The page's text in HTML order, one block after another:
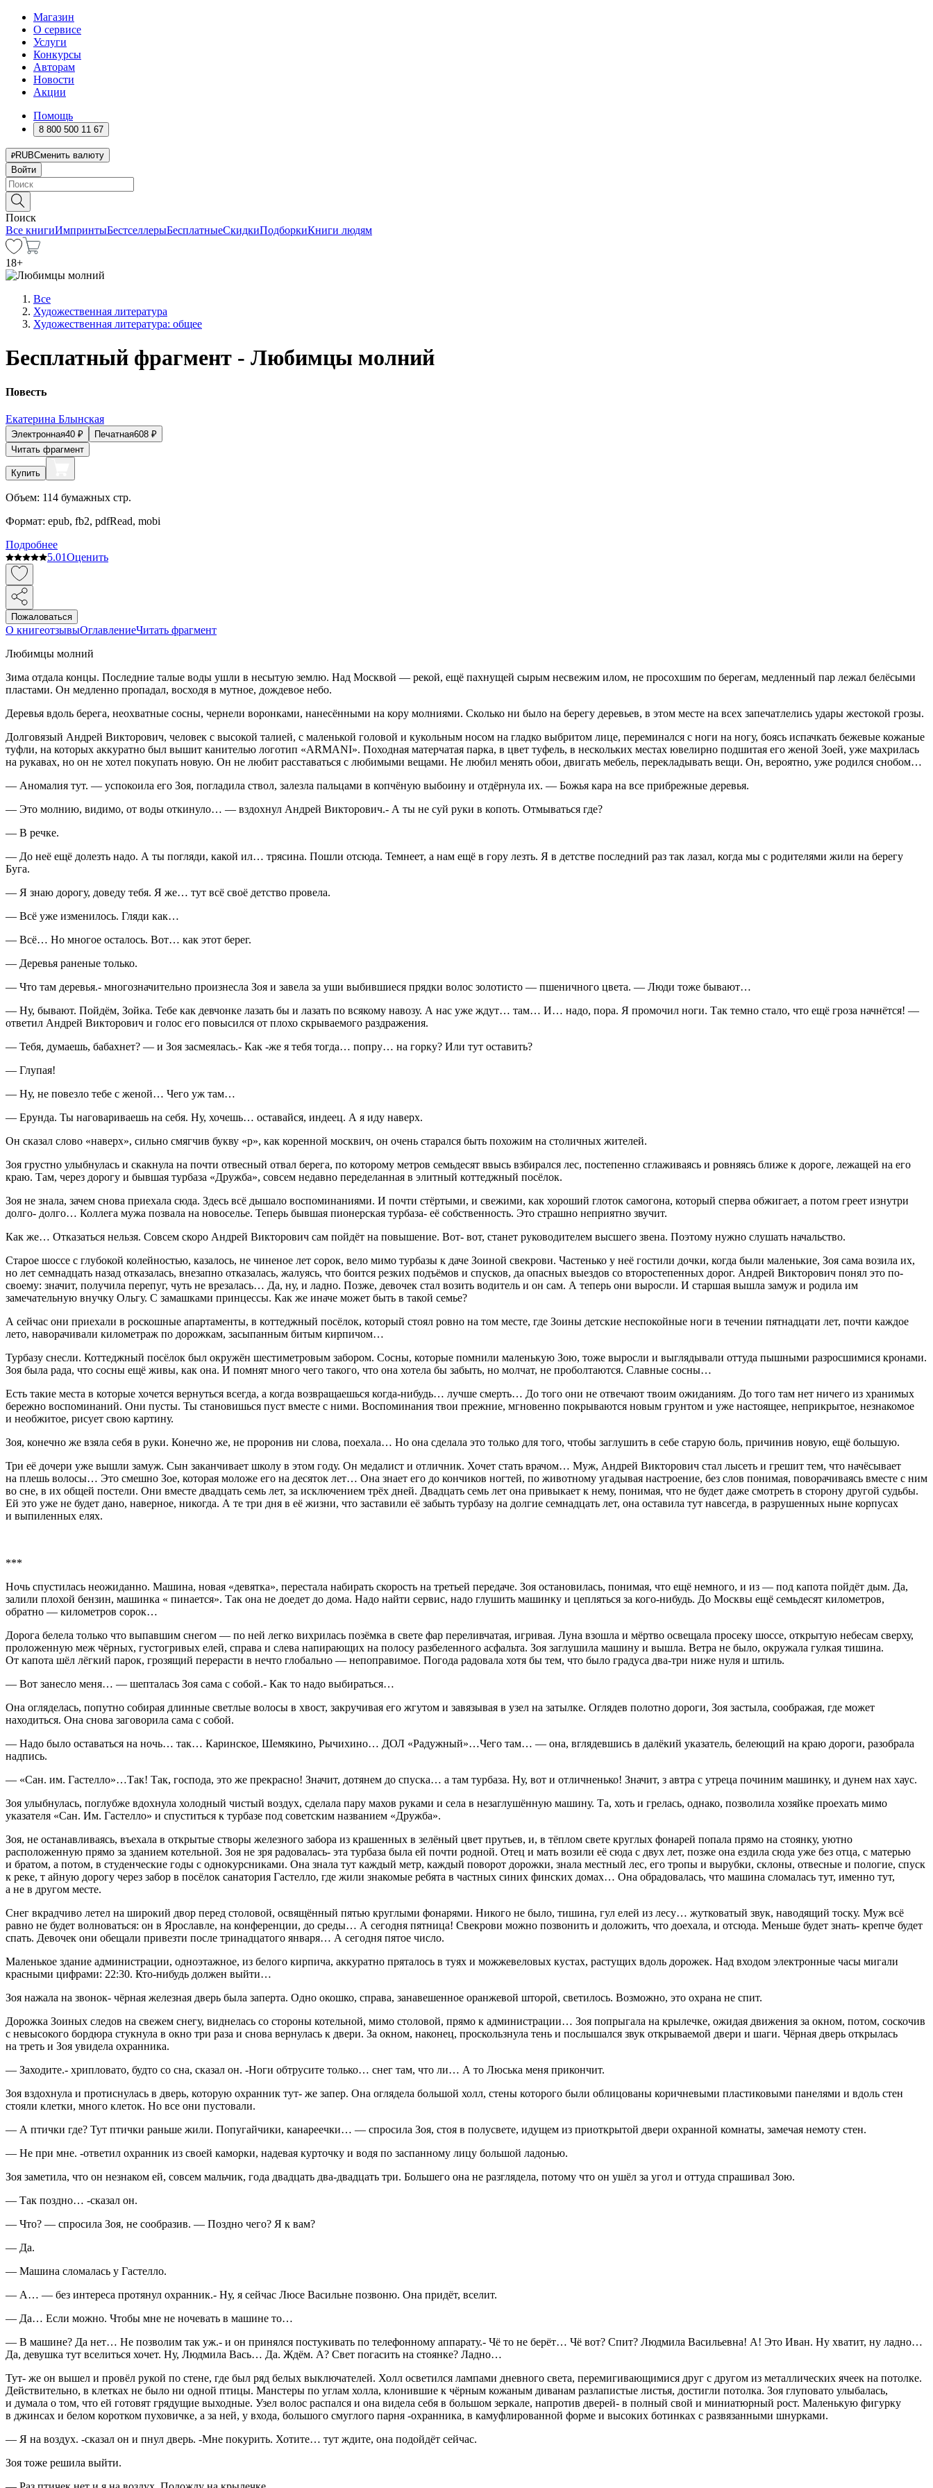
Магазин
О сервисе
Услуги
Конкурсы
Авторам
Новости
Акции
Помощь
8 800 500 11 67
RUBСменить валюту
Войти
Поиск
Все книгиИмпринтыБестселлерыБесплатныеСкидкиПодборкиКниги людям
18+
Все
Художественная литература
Художественная литература: общее
Бесплатный фрагмент - Любимцы молний
Повесть
Екатерина Блынская
Электронная40 ₽ Печатная608 ₽
Читать фрагмент
Купить
Объем: 114 бумажных стр.
Формат: epub, fb2, pdfRead, mobi
Подробнее
5.01Оценить
Пожаловаться
О книгеотзывыОглавлениеЧитать фрагмент
Любимцы молний
Зима отдала концы. Последние талые воды ушли в несытую землю. Над Москвой — рекой, ещё пахнущей сырым несвежим илом, не просохшим по берегам, медленный пар лежал белёсыми
пластами. Он медленно пропадал, восходя в мутное, дождевое небо.
Деревья вдоль берега, неохватные сосны, чернели воронками, нанесёнными на кору молниями. Сколько ни было на берегу деревьев, в этом месте на всех запечатлелись удары жестокой грозы.
Долговязый Андрей Викторович, человек с высокой талией, с маленькой головой и кукольным носом на гладко выбритом лице, переминался с ноги на ногу, боясь испачкать бежевые кожаные
туфли, на которых аккуратно был вышит канителью логотип «ARMANI». Походная матерчатая парка, в цвет туфель, в нескольких местах ювелирно подшитая его женой Зоей, уже махрилась
на рукавах, но он не хотел покупать новую. Он не любит расставаться с любимыми вещами. Не любил менять обои, двигать мебель, перекладывать вещи. Он, вероятно, уже родился снобом…
— Аномалия тут. — успокоила его Зоя, погладила ствол, залезла пальцами в копчёную выбоину и отдёрнула их. — Божья кара на все прибрежные деревья.
— Это молнию, видимо, от воды откинуло… — вздохнул Андрей Викторович.- А ты не суй руки в копоть. Отмываться где?
— В речке.
— До неё ещё долезть надо. А ты погляди, какой ил… трясина. Пошли отсюда. Темнеет, а нам ещё в гору лезть. Я в детстве последний раз так лазал, когда мы с родителями жили на берегу
Буга.
— Я знаю дорогу, доведу тебя. Я же… тут всё своё детство провела.
— Всё уже изменилось. Гляди как…
— Всё… Но многое осталось. Вот… как этот берег.
— Деревья раненые только.
— Что там деревья.- многозначительно произнесла Зоя и завела за уши выбившиеся прядки волос золотисто — пшеничного цвета. — Люди тоже бывают…
— Ну, бывают. Пойдём, Зойка. Тебе как девчонке лазать бы и лазать по всякому навозу. А нас уже ждут… там… И… надо, пора. Я промочил ноги. Так темно стало, что ещё гроза начнётся! —
ответил Андрей Викторович и голос его повысился от плохо скрываемого раздражения.
— Тебя, думаешь, бабахнет? — и Зоя засмеялась.- Как -же я тебя тогда… попру… на горку? Или тут оставить?
— Глупая!
— Ну, не повезло тебе с женой… Чего уж там…
— Ерунда. Ты наговариваешь на себя. Ну, хочешь… оставайся, индеец. А я иду наверх.
Он сказал слово «наверх», сильно смягчив букву «р», как коренной москвич, он очень старался быть похожим на столичных жителей.
Зоя грустно улыбнулась и скакнула на почти отвесный отвал берега, по которому метров семьдесят ввысь взбирался лес, постепенно сглаживаясь и ровняясь ближе к дороге, лежащей на его
краю. Там, через дорогу и бывшая турбаза «Дружба», совсем недавно переделанная в элитный коттеджный посёлок.
Зоя не знала, зачем снова приехала сюда. Здесь всё дышало воспоминаниями. И почти стёртыми, и свежими, как хороший глоток самогона, который сперва обжигает, а потом греет изнутри
долго- долго… Коллега мужа позвала на новоселье. Теперь бывшая пионерская турбаза- её собственность. Это страшно неприятно звучит.
Как же… Отказаться нельзя. Совсем скоро Андрей Викторович сам пойдёт на повышение. Вот- вот, станет руководителем высшего звена. Поэтому нужно слушать начальство.
Старое шоссе с глубокой колейностью, казалось, не чиненое лет сорок, вело мимо турбазы к даче Зоиной свекрови. Частенько у неё гостили дочки, когда были маленькие, Зоя сама возила их,
но лет семнадцать назад отказалась, внезапно отказалась, жалуясь, что боится резких подъёмов и спусков, да опасных выездов со второстепенных дорог. Андрей Викторович понял это по-
своему: значит, получила перепуг, чуть не врезалась… Да, ну, и ладно. Позже, девочек стал возить водитель и он сам. А теперь они выросли. И старшая вышла замуж и родила им
замечательную внучку Ольгу. С замашками принцессы. Как же иначе может быть в такой семье?
А сейчас они приехали в роскошные апартаменты, в коттеджный посёлок, который стоял ровно на том месте, где Зоины детские неспокойные ноги в течении пятнадцати лет, почти каждое
лето, наворачивали километраж по дорожкам, засыпанным битым кирпичом…
Турбазу снесли. Коттеджный посёлок был окружён шестиметровым забором. Сосны, которые помнили маленькую Зою, тоже выросли и выглядывали оттуда пышными разросшимися кронами.
Зоя была рада, что сосны ещё живы, как она. И помнят много чего такого, что она хотела бы забыть, но молчат, не проболтаются. Славные сосны…
Есть такие места в которые хочется вернуться всегда, а когда возвращаешься когда-нибудь… лучше смерть… До того они не отвечают твоим ожиданиям. До того там нет ничего из хранимых
бережно воспоминаний. Они пусты. Ты становишься пуст вместе с ними. Воспоминания твои прежние, мгновенно покрываются новым грунтом и уже настоящее, неприкрытое, незнакомое
и необжитое, рисует свою картину.
Зоя, конечно же взяла себя в руки. Конечно же, не проронив ни слова, поехала… Но она сделала это только для того, чтобы заглушить в себе старую боль, причинив новую, ещё большую.
Три её дочери уже вышли замуж. Сын заканчивает школу в этом году. Он медалист и отличник. Хочет стать врачом… Муж, Андрей Викторович стал лысеть и грешит тем, что начёсывает
на плешь волосы… Это смешно Зое, которая моложе его на десяток лет… Она знает его до кончиков ногтей, по животному угадывая настроение, без слов понимая, поворачиваясь вместе с ним
во сне, в их общей постели. Они вместе двадцать семь лет, за исключением трёх дней. Двадцать семь лет она привыкает к нему, понимая, что не будет даже смотреть в сторону другой судьбы.
Ей это уже не будет дано, наверное, никогда. А те три дня в её жизни, что заставили её забыть турбазу на долгие семнадцать лет, она оставила тут навсегда, в разрушенных ныне корпусах
и выпиленных елях.
***
Ночь спустилась неожиданно. Машина, новая «девятка», перестала набирать скорость на третьей передаче. Зоя остановилась, понимая, что ещё немного, и из — под капота пойдёт дым. Да,
залили плохой бензин, машинка « пинается». Так она не доедет до дома. Надо найти сервис, надо глушить машинку и цепляться за кого-нибудь. До Москвы ещё семьдесят километров,
обратно — километров сорок…
Дорога белела только что выпавшим снегом — по ней легко вихрилась позёмка в свете фар переливчатая, игривая. Луна взошла и мёртво освещала просеку шоссе, открытую небесам сверху,
проложенную меж чёрных, густогривых елей, справа и слева напирающих на полосу разбеленного асфальта. Зоя заглушила машину и вышла. Ветра не было, окружала гулкая тишина.
От капота шёл лёгкий парок, грозящий перерасти в нечто глобально — непоправимое. Погода радовала хотя бы тем, что было градуса два-три ниже нуля и штиль.
— Вот занесло меня… — шепталась Зоя сама с собой.- Как то надо выбираться…
Она огляделась, попутно собирая длинные светлые волосы в хвост, закручивая его жгутом и завязывая в узел на затылке. Оглядев полотно дороги, Зоя застыла, соображая, где может
находиться. Она снова заговорила сама с собой.
— Надо было оставаться на ночь… так… Каринское, Шемякино, Рычихино… ДОЛ «Радужный»…Чего там… — она, вглядевшись в далёкий указатель, белеющий на краю дороги, разобрала
надпись.
— «Сан. им. Гастелло»…Так! Так, господа, это же прекрасно! Значит, дотянем до спуска… а там турбаза. Ну, вот и отличненько! Значит, з автра с утреца починим машинку, и дунем нах хаус.
Зоя улыбнулась, поглубже вдохнула холодный чистый воздух, сделала пару махов руками и села в незаглушённую машину. Та, хоть и грелась, однако, позволила хозяйке проехать мимо
указателя «Сан. Им. Гастелло» и спуститься к турбазе под советским названием «Дружба».
Зоя, не останавливаясь, въехала в открытые створы железного забора из крашенных в зелёный цвет прутьев, и, в тёплом свете круглых фонарей попала прямо на стоянку, уютно
расположенную прямо за зданием котельной. Зоя не зря радовалась- эта турбаза была ей почти родной. Отец и мать возили её сюда с двух лет, позже она ездила сюда уже без отца, с матерью
и братом, а потом, в студенческие годы с однокурсниками. Она знала тут каждый метр, каждый поворот дорожки, знала местный лес, его тропы и вырубки, склоны, отвесные и пологие, спуск
к реке, т айную дорогу через забор в посёлок санатория Гастелло, где жили знакомые ребята в частных синих финских домах… Она обрадовалась, что машина сломалась тут, именно тут,
а не в другом месте.
Снег вкрадчиво летел на широкий двор перед столовой, освящённый пятью круглыми фонарями. Никого не было, тишина, гул елей из лесу… жутковатый звук, наводящий тоску. Муж всё
равно не будет волноваться: он в Ярославле, на конференции, до среды… А сегодня пятница! Свекрови можно позвонить и доложить, что доехала, и отсюда. Меньше будет знать- крепче будет
спать. Девочек они обещали привезти после тринадцатого января… А сегодня пятое число.
Маленькое здание администрации, одноэтажное, из белого кирпича, аккуратно пряталось в туях и можжевеловых кустах, растущих вдоль дорожек. Над входом электронные часы мигали
красными цифрами: 22:30. Кто-нибудь должен выйти…
Зоя нажала на звонок- чёрная железная дверь была заперта. Одно окошко, справа, занавешенное оранжевой шторой, светилось. Возможно, это охрана не спит.
Дорожка Зоиных следов на свежем снегу, виднелась со стороны котельной, мимо столовой, прямо к администрации… Зоя попрыгала на крылечке, ожидая движения за окном, потом, соскочив
с невысокого бордюра стукнула в окно три раза и снова вернулась к двери. За окном, наконец, проскользнула тень и послышался звук открываемой двери и шаги. Чёрная дверь открылась
на треть и Зоя увидела охранника.
— Заходите.- хрипловато, будто со сна, сказал он. -Ноги обтрусите только… снег там, что ли… А то Люська меня прикончит.
Зоя вздохнула и протиснулась в дверь, которую охранник тут- же запер. Она оглядела большой холл, стены которого были облицованы коричневыми пластиковыми панелями и вдоль стен
стояли клетки, много клеток. Но все они пустовали.
— А птички где? Тут птички раньше жили. Попугайчики, канареечки… — спросила Зоя, стоя в полусвете, идущем из приоткрытой двери охранной комнаты, замечая немоту стен.
— Не при мне. -ответил охранник из своей каморки, надевая курточку и водя по заспанному лицу большой ладонью.
Зоя заметила, что он незнаком ей, совсем мальчик, года двадцать два-двадцать три. Большего она не разглядела, потому что он ушёл за угол и оттуда спрашивал Зою.
— Так поздно… -сказал он.
— Что? — спросила Зоя, не сообразив. — Поздно чего? Я к вам?
— Да.
— Машина сломалась у Гастелло.
— А… — без интереса протянул охранник.- Ну, я сейчас Люсе Васильне позвоню. Она придёт, вселит.
— Да… Если можно. Чтобы мне не ночевать в машине то…
— В машине? Да нет… Не позволим так уж.- и он принялся постукивать по телефонному аппарату.- Чё то не берёт… Чё вот? Спит? Людмила Васильевна! А! Это Иван. Ну хватит, ну ладно…
Да, девушка тут вселиться хочет. Ну, Людмила Вась… Да. Ждём. А? Свет погасить на стоянке? Ладно…
Тут- же он вышел и провёл рукой по стене, где был ряд белых выключателей. Холл осветился лампами дневного света, перемигивающимися друг с другом из металлических ячеек на потолке.
Действительно, в клетках не было ни одной птицы. Манстеры по углам холла, клонившие к чёрным кожаным диванам разлапистые листья, достигли потолка. Зоя глуповато улыбалась,
и думала о том, что ей готовят грядущие выходные. Узел волос распался и она видела себя в большом зеркале, напротив дверей- в полный свой и миниатюрный рост. Маленькую фигурку
в джинсах и белом коротком пуховичке, а за ней, у входа, большого смуглого парня -охранника, в камуфлированной форме и высоких ботинках с развязанными шнурками.
— Я на воздух. -сказал он и пнул дверь. -Мне покурить. Хотите… тут ждите, она подойдёт сейчас.
Зоя тоже решила выйти.